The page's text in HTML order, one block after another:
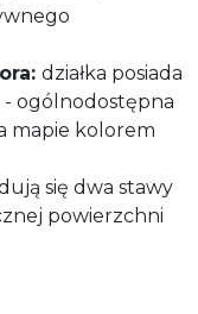
działka posiada
- ogólnodostępna
mapie kolorem
się dwa stawy
powierzchni